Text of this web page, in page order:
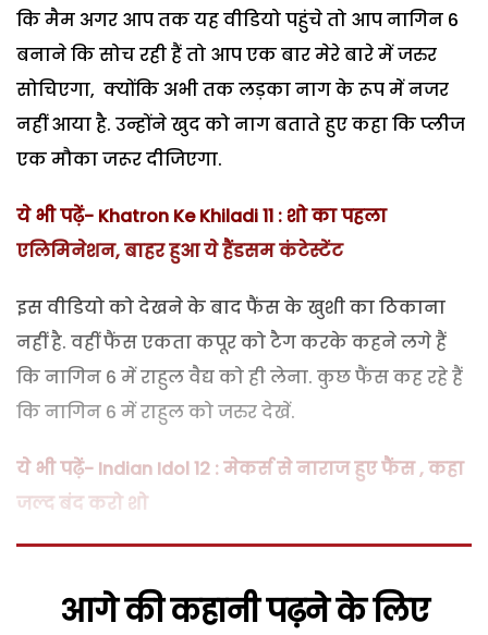
कि मैम अगर आप तक यह वीडियो पहुंचे तो आप नागिन 6
बनाने कि सोच रही हैं तो आप एक बार मेरे बारे में जरुर
सोचिएगा, क्योंकि अभी तक लड़का नाग के रूप में नजर
नहीं आया है. उन्होंने खुद को नाग बताते हुए कहा कि प्लीज
एक मौका जरूर दीजिएगा.
ये भी पढ़ें- Khatron Ke Khiladi 11 : शो का पहला
एलिमिनेशन, बाहर हुआ ये हैंडसम कंटेस्टेंट
इस वीडियो को देखने के बाद फैंस के खुशी का ठिकाना
नहीं है. वहीं फैंस एकता कपूर को टैग करके कहने लगे हैं
कि नागिन 6 में राहुल वैद्य को ही लेना. कुछ फैंस कह रहे हैं
कि नागिन 6 में राहुल को जरुर देखें.
ये भी पढ़ें- Indian Idol 12 : मेकर्स से नाराज हुए फैंस , कहा
जल्द बंद करो शो
आगे की कहानी पढ़ने के लिए